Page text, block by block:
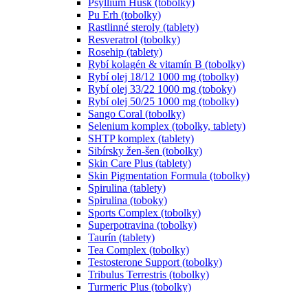
Psyllium Husk (tobolky)
Pu Erh (tobolky)
Rastlinné steroly (tablety)
Resveratrol (tobolky)
Rosehip (tablety)
Rybí kolagén & vitamín B (tobolky)
Rybí olej 18/12 1000 mg (tobolky)
Rybí olej 33/22 1000 mg (toboky)
Rybí olej 50/25 1000 mg (tobolky)
Sango Coral (tobolky)
Selenium komplex (tobolky, tablety)
SHTP komplex (tablety)
Sibírsky žen-šen (tobolky)
Skin Care Plus (tablety)
Skin Pigmentation Formula (tobolky)
Spirulina (tablety)
Spirulina (toboky)
Sports Complex (tobolky)
Superpotravina (tobolky)
Taurín (tablety)
Tea Complex (tobolky)
Testosterone Support (tobolky)
Tribulus Terrestris (tobolky)
Turmeric Plus (tobolky)